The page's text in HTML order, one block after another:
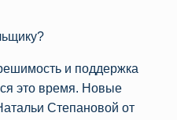
и поддержка
это время. Новые
Степановой от